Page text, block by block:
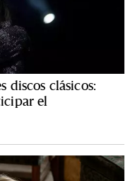
discos clásicos:
el